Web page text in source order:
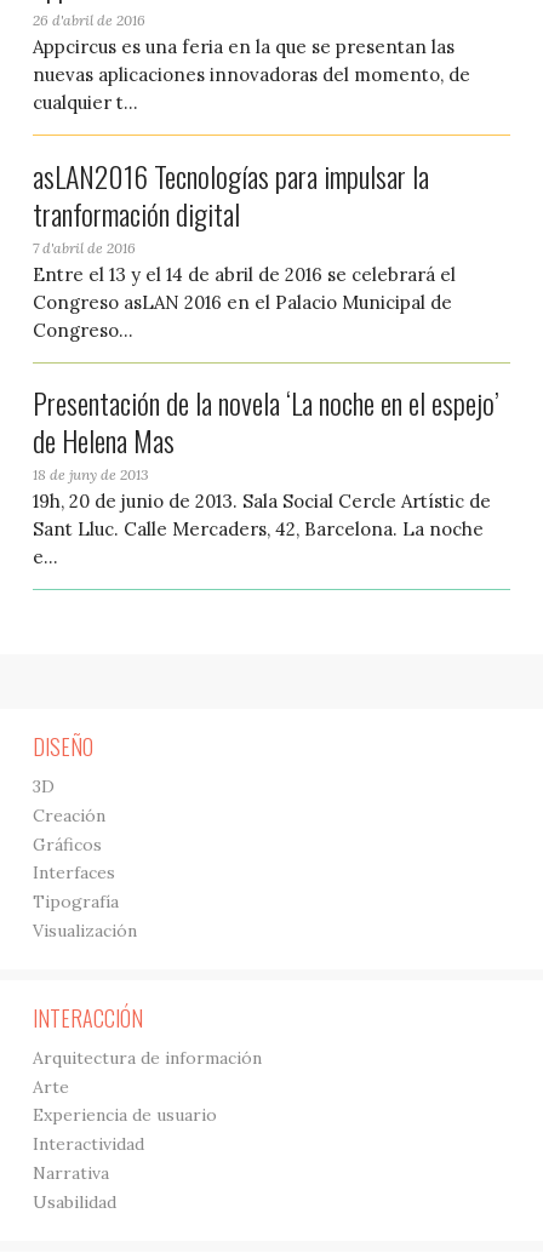
26 d'abril de 2016
Appcircus es una feria en la que se presentan las
nuevas aplicaciones innovadoras del momento, de
cualquier t...
asLAN2016 Tecnologías para impulsar la
tranformación digital
7 d'abril de 2016
Entre el 13 y el 14 de abril de 2016 se celebrará el
Congreso asLAN 2016 en el Palacio Municipal de
Congreso...
Presentación de la novela ‘La noche en el espejo’
de Helena Mas
18 de juny de 2013
19h, 20 de junio de 2013. Sala Social Cercle Artístic de
Sant Lluc. Calle Mercaders, 42, Barcelona. La noche
e...
DISEÑO
3D
Creación
Gráficos
Interfaces
Tipografía
Visualización
INTERACCIÓN
Arquitectura de información
Arte
Experiencia de usuario
Interactividad
Narrativa
Usabilidad